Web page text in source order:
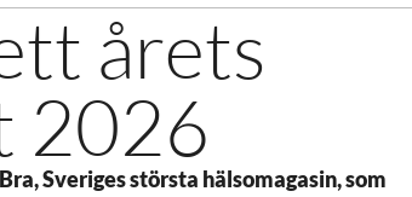
årets
2026
Sveriges största hälsomagasin, som